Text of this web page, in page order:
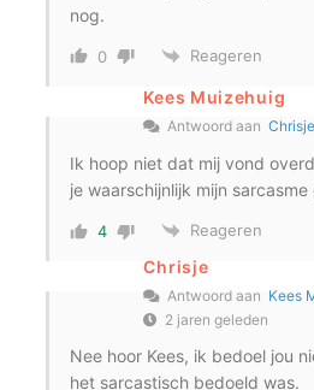
nog.
0 Reageren
Kees Muizehuig
Antwoord aanChrisje
Ik hoop niet dat mij vond
je waarschijnlijk mijn sarcasme
4 Reageren
Chrisje
Antwoord aan Kees
2 jaren geleden
Nee hoor Kees, ik bedoel jou
het sarcastisch bedoeld was.